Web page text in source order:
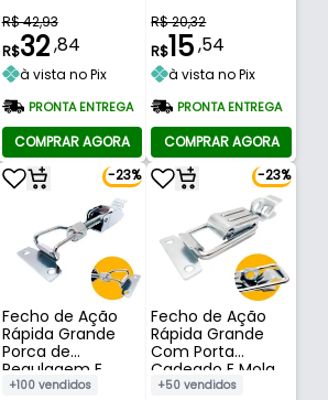
R$ 42,93
R$32,84
à vista no Pix
PRONTA ENTREGA
COMPRAR AGORA
R$ 20,32
R$15,54
à vista no Pix
PRONTA ENTREGA
COMPRAR AGORA
-23%
Fecho de Ação
Rápida Grande
Porca de
Regulagem E
Mola Especial 122
+100 vendidos
-23%
Fecho de Ação
Rápida Grande
Com Porta
Cadeado E Mola
Reta 112 Mm
+50 vendidos